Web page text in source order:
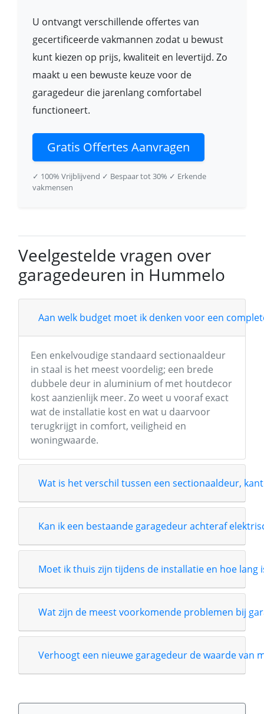
U ontvangt verschillende offertes van
gecertificeerde vakmannen zodat u bewust
kunt kiezen op prijs, kwaliteit en levertijd. Zo
maakt u een bewuste keuze voor de
garagedeur die jarenlang comfortabel
functioneert.
Gratis Offertes Aanvragen
✓ 100% Vrijblijvend ✓ Bespaar tot 30% ✓ Erkende
vakmensen
Veelgestelde vragen over
garagedeuren in Hummelo
Aan welk budget moet ik denken voor een
Een enkelvoudige standaard sectionaaldeur
in staal is het meest voordelig; een brede
dubbele deur in aluminium of met houtdecor
kost aanzienlijk meer. Zo weet u vooraf exact
wat de installatie kost en wat u daarvoor
terugkrijgt in comfort, veiligheid en
woningwaarde.
Wat is het verschil tussen een sectionaaldeur,
Kan ik een bestaande garagedeur achteraf
Moet ik thuis zijn tijdens de installatie en hoe lang
Wat zijn de meest voorkomende problemen bij
Verhoogt een nieuwe garagedeur de waarde van